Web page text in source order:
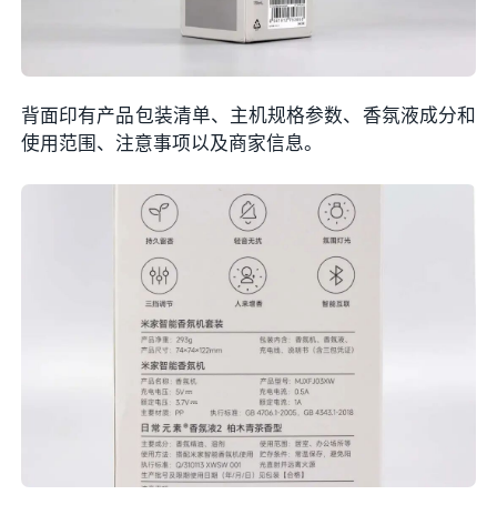
背面印有产品包装清单、主机规格参数、香氛液成分和
使用范围、注意事项以及商家信息。